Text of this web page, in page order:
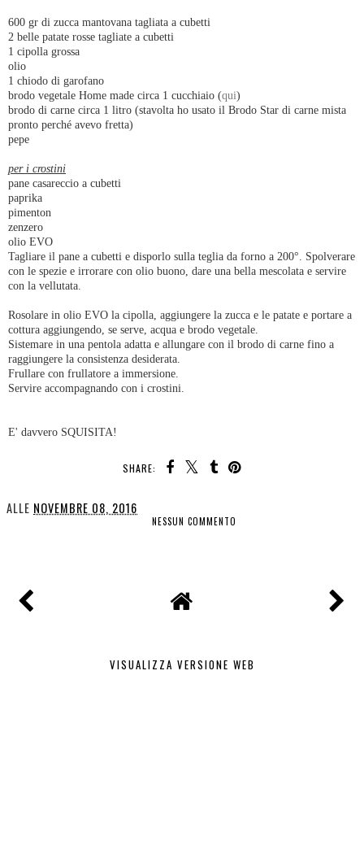
600 gr di zucca mantovana tagliata a cubetti
2 belle patate rosse tagliate a cubetti
1 cipolla grossa
olio
1 chiodo di garofano
brodo vegetale Home made circa 1 cucchiaio (qui)
brodo di carne circa 1 litro (stavolta ho usato il Brodo Star di carne mista
pronto perché avevo fretta)
pepe
per i crostini
pane casareccio a cubetti
paprika
pimenton
zenzero
olio EVO
Tagliare il pane a cubetti e disporlo sulla teglia da forno a 200°. Spolverare
con le spezie e irrorare con olio buono, dare una bella mescolata e servire
con la vellutata.
Rosolare in olio EVO la cipolla, aggiungere la zucca e le patate e portare a
cottura aggiungendo, se serve, acqua e brodo vegetale.
Sistemare in una pentola adatta e allungare con il brodo di carne fino a
raggiungere la consistenza desiderata.
Frullare con frullatore a immersione.
Servire accompagnando con i crostini.
E' davvero SQUISITA!
SHARE:
ALLE NOVEMBRE 08, 2016
NESSUN COMMENTO
VISUALIZZA VERSIONE WEB